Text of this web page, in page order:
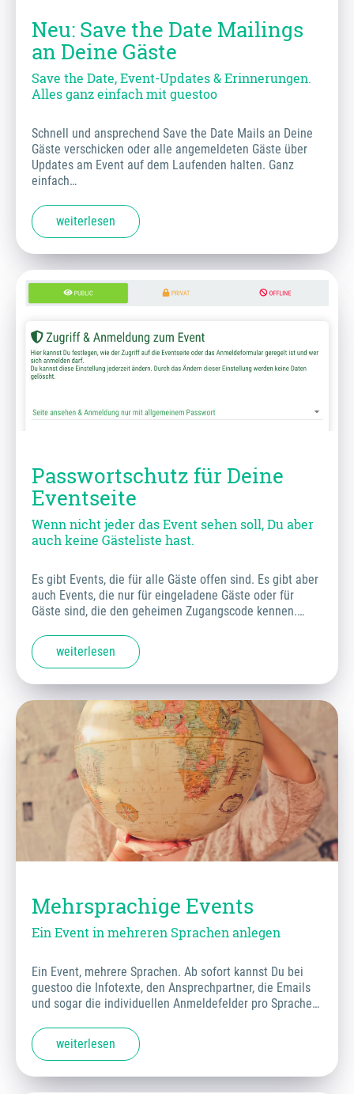
Neu: Save the Date Mailings
an Deine Gäste
Save the Date, Event-Updates & Erinnerungen.
Alles ganz einfach mit guestoo
Schnell und ansprechend Save the Date Mails an Deine
Gäste verschicken oder alle angemeldeten Gäste über
Updates am Event auf dem Laufenden halten. Ganz
einfach…
weiterlesen
Passwortschutz für Deine
Eventseite
Wenn nicht jeder das Event sehen soll, Du aber
auch keine Gästeliste hast.
Es gibt Events, die für alle Gäste offen sind. Es gibt aber
auch Events, die nur für eingeladene Gäste oder für
Gäste sind, die den geheimen Zugangscode kennen.…
weiterlesen
Mehrsprachige Events
Ein Event in mehreren Sprachen anlegen
Ein Event, mehrere Sprachen. Ab sofort kannst Du bei
guestoo die Infotexte, den Ansprechpartner, die Emails
und sogar die individuellen Anmeldefelder pro Sprache…
weiterlesen